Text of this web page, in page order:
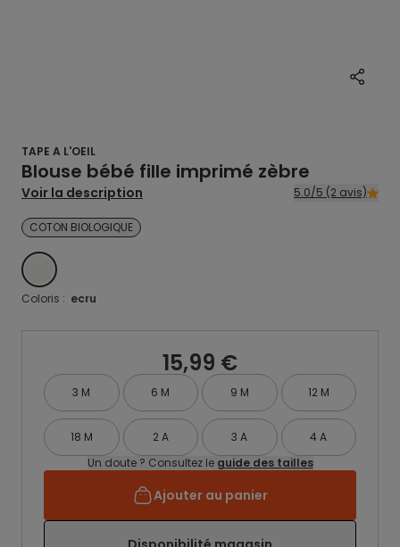
TAPE A L'OEIL
Blouse bébé fille imprimé zèbre
Voir la description 5.0/5 (2 avis)
COTON BIOLOGIQUE
ECRU
Coloris : ecru
15,99 €
3 M 6 M 9 M 12 M
18 M 2 A 3 A
4 A
Un doute ? Consultez le guide des tailles
Ajouter au panier